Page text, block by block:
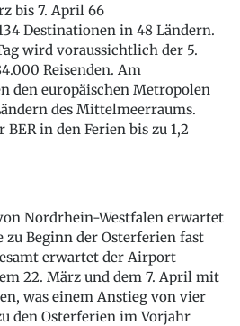
bis 7. April 66
Destinationen in 48 Ländern.
wird voraussichtlich der 5.
Reisenden. Am
den europäischen Metropolen
des Mittelmeerraums.
in den Ferien bis zu 1,2
Nordrhein-Westfalen erwartet
zu Beginn der Osterferien fast
erwartet der Airport
22. März und dem 7. April mit
was einem Anstieg von vier
den Osterferien im Vorjahr